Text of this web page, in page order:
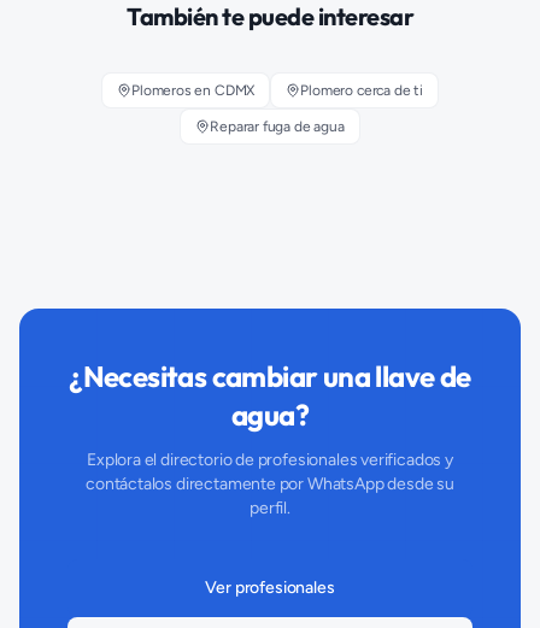
También te puede interesar
Plomeros en CDMX Plomero cerca de ti
Reparar fuga de agua
¿Necesitas cambiar una llave de
agua?
Explora el directorio de profesionales verificados y
contáctalos directamente por WhatsApp desde su
perfil.
Ver profesionales